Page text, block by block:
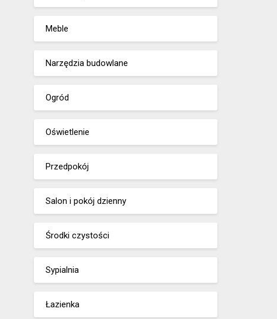
Meble
Narzędzia budowlane
Ogród
Oświetlenie
Przedpokój
Salon i pokój dzienny
Środki czystości
Sypialnia
Łazienka